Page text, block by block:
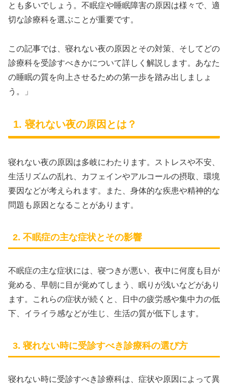
とも多いでしょう。不眠症や睡眠障害の原因は様々で、適
切な診療科を選ぶことが重要です。
この記事では、寝れない夜の原因とその対策、そしてどの
診療科を受診すべきかについて詳しく解説します。あなた
の睡眠の質を向上させるための第一歩を踏み出しましょ
う。」
1. 寝れない夜の原因とは？
寝れない夜の原因は多岐にわたります。ストレスや不安、
生活リズムの乱れ、カフェインやアルコールの摂取、環境
要因などが考えられます。また、身体的な疾患や精神的な
問題も原因となることがあります。
2. 不眠症の主な症状とその影響
不眠症の主な症状には、寝つきが悪い、夜中に何度も目が
覚める、早朝に目が覚めてしまう、眠りが浅いなどがあり
ます。これらの症状が続くと、日中の疲労感や集中力の低
下、イライラ感などが生じ、生活の質が低下します。
3. 寝れない時に受診すべき診療科の選び方
寝れない時に受診すべき診療科は、症状や原因によって異